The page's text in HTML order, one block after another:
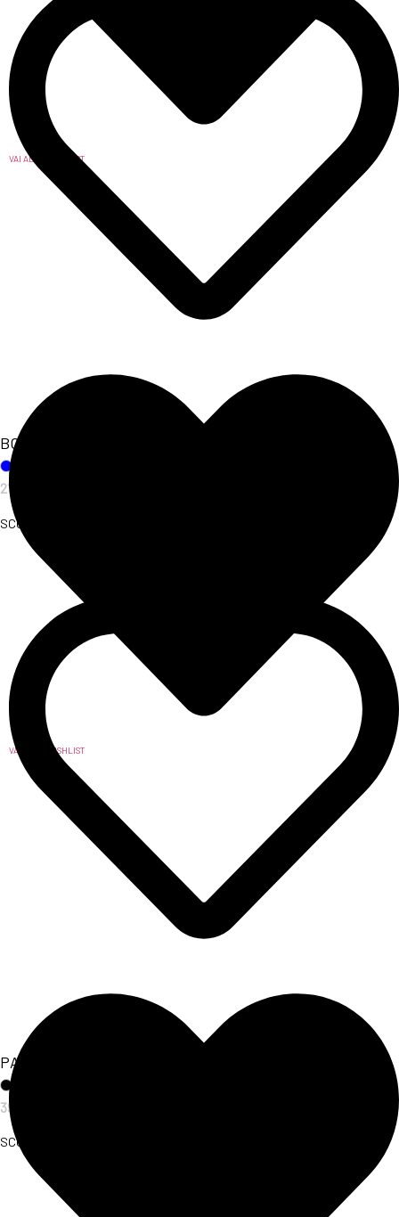
VAI ALLA WISHLIST
VAI ALLA WISHLIST
BODY SAKURA
21,00
SCOPRI L'ARTICOLO
PANTALONE BANDAGE
39,00
SCOPRI L'ARTICOLO